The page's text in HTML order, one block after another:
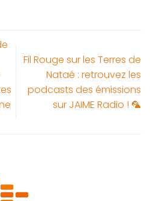
Fil Rouge sur les Terres de
Nataé : retrouvez les
podcasts des émissions
sur JAIME Radio ! 🦜